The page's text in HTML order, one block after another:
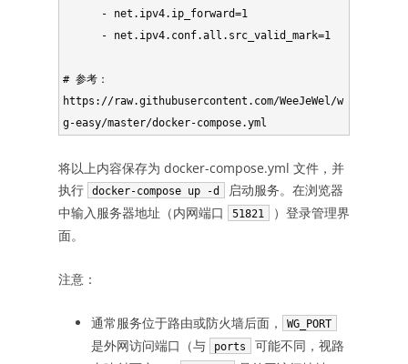
# 参考：
https://raw.githubusercontent.com/WeeJeWel/w
g-easy/master/docker-compose.yml
将以上内容保存为 docker-compose.yml 文件，并
执行
docker-compose up -d
启动服务。在浏览器
中输入服务器地址（内网端口
51821
）登录管理界
面。
注意：
通常服务位于路由或防火墙后面， WG_PORT
是外网访问端口（与 ports
可能不同，视路